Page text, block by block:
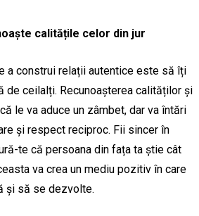
calitățile celor din jur
a construi relații autentice este să îți
de ceilalți. Recunoașterea calităților și
le va aduce un zâmbet, dar va întări
și respect reciproc. Fii sincer în
te că persoana din fața ta știe cât
va crea un mediu pozitiv în care
și să se dezvolte.